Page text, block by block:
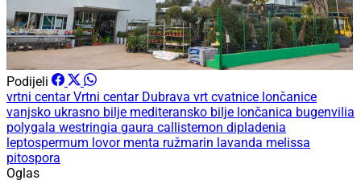
Podijeli
vrtni centarVrtni centar Dubrava vrt cvatnice lončanice
vanjsko ukrasno bilje mediteransko bilje lončanica bugenvilia
polygala westringia gaura callistemon dipladenia
leptospermum lovor menta ružmarin lavanda melissa
pitospora
Oglas